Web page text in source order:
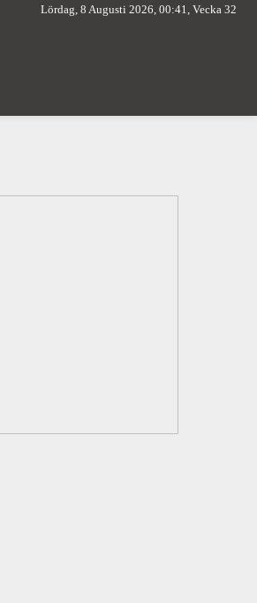
Lördag, 8 Augusti 2026, 00:41, Vecka 32